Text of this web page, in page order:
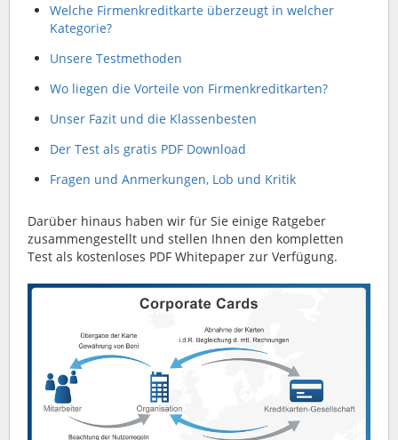
Welche Firmenkreditkarte überzeugt in welcher
Kategorie?
Unsere Testmethoden
Wo liegen die Vorteile von Firmenkreditkarten?
Unser Fazit und die Klassenbesten
Der Test als gratis PDF Download
Fragen und Anmerkungen, Lob und Kritik
Darüber hinaus haben wir für Sie einige Ratgeber
zusammengestellt und stellen Ihnen den kompletten
Test als kostenloses PDF Whitepaper zur Verfügung.